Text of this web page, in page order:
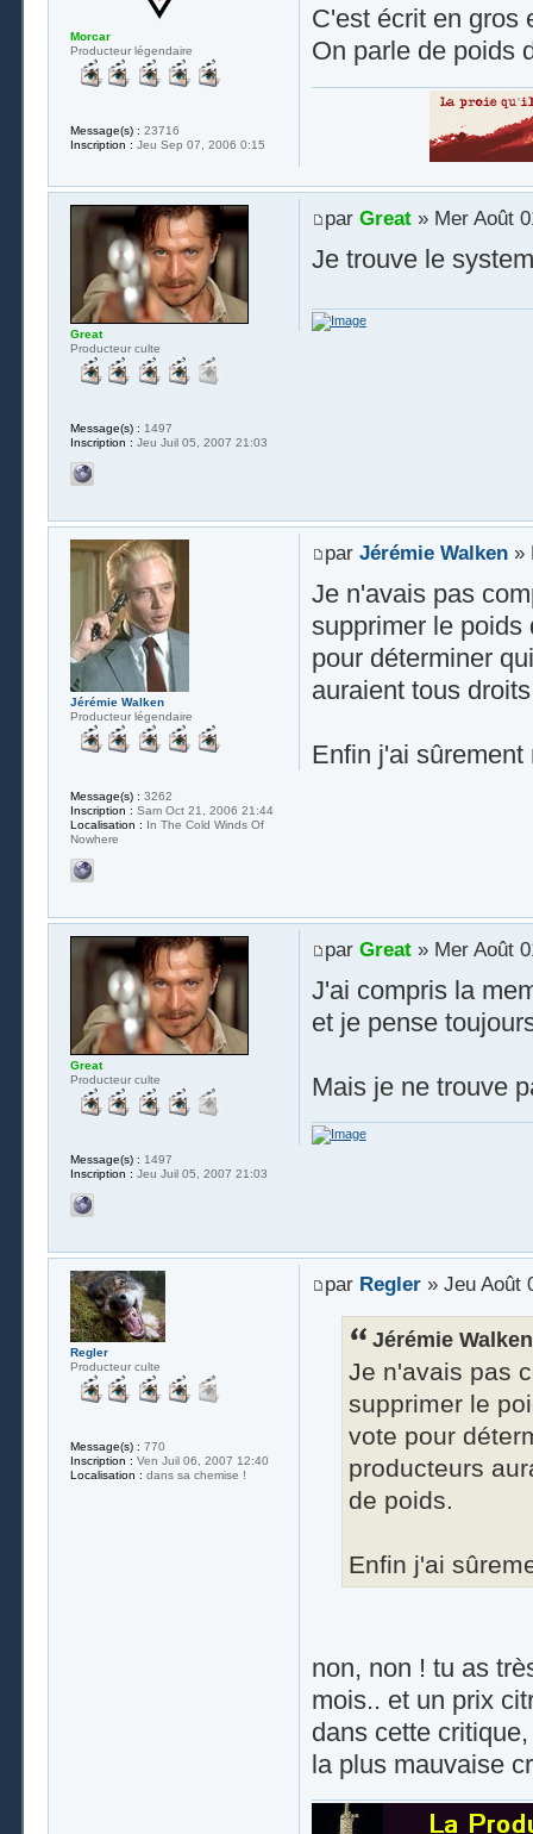
C'est écrit en gros
On parle de poids
Morcar
Producteur légendaire
Message(s) : 23716
Inscription : Jeu Sep 07, 2006 0:15
par Great» Mer Août
Je trouve le
Great
Producteur culte
Message(s) : 1497
Inscription : Jeu Juil 05, 2007 21:03
par Jérémie Walken»
Je n'avais pas
supprimer le poids
pour déterminer
auraient tous
Enfin j'ai sûrement
Jérémie Walken
Producteur légendaire
Message(s) : 3262
Inscription : Sam Oct 21, 2006 21:44
Localisation : In The Cold Winds Of
Nowhere
par Great» Mer Août
J'ai compris la
et je pense
Mais je ne trouve
Great
Producteur culte
Message(s) : 1497
Inscription : Jeu Juil 05, 2007 21:03
par Regler» Jeu Août
Jérémie
Je n'avais pas
supprimer le
vote pour
producteurs
de poids.
Enfin j'ai
non, non ! tu as
mois.. et un prix
dans cette
la plus mauvaise
Regler
Producteur culte
Message(s) : 770
Inscription : Ven Juil 06, 2007 12:40
Localisation : dans sa chemise !